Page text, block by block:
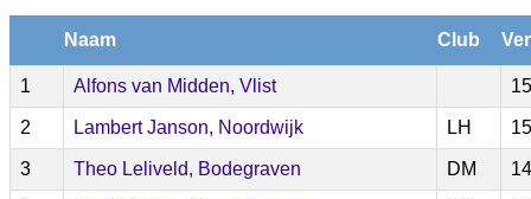
Naam Club
1 Alfons van Midden, Vlist
2 Lambert Janson, Noordwijk LH
3 Theo Leliveld, Bodegraven DM